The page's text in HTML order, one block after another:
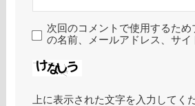
次回のコメントで使用するため
の名前、メールアドレス、サイ
上に表示された文字を入力してく